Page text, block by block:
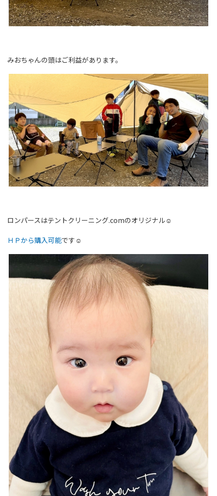
みおちゃんの頭はご利益があります。
ロンパースはテントクリーニング.comのオリジナル☺
ＨＰから購入可能です☺